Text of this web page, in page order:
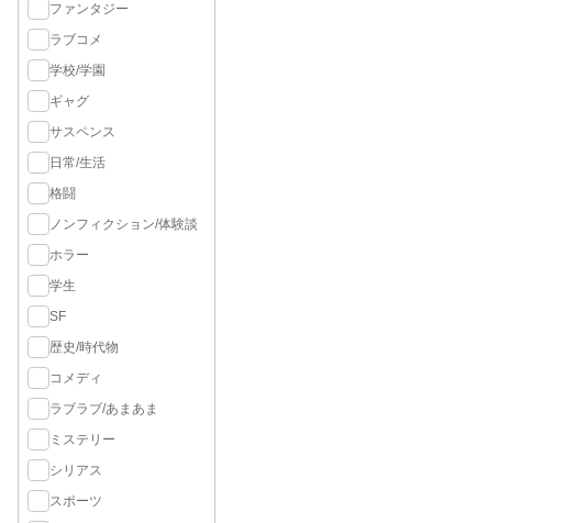
ファンタジー
ラブコメ
学校/学園
ギャグ
サスペンス
日常/生活
格闘
ノンフィクション/体験談
ホラー
学生
SF
歴史/時代物
コメディ
ラブラブ/あまあま
ミステリー
シリアス
スポーツ